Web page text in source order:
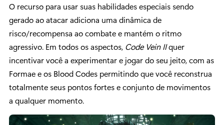
O recurso para usar suas habilidades especiais sendo
gerado ao atacar adiciona uma dinâmica de
risco/recompensa ao combate e mantém o ritmo
agressivo. Em todos os aspectos, Code Vein IIquer
incentivar você a experimentar e jogar do seu jeito, com as
Formae e os Blood Codes permitindo que você reconstrua
totalmente seus pontos fortes e conjunto de movimentos
a qualquer momento.